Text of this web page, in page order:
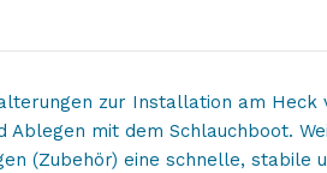
Menge
zur Installation am Heck
mit dem Schlauchboot.
(Zubehör) eine schnelle, stabile